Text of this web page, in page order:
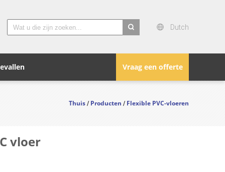
Dutch
Vraag een offerte
Thuis /Producten/Flexible PVC-vloeren
vloer